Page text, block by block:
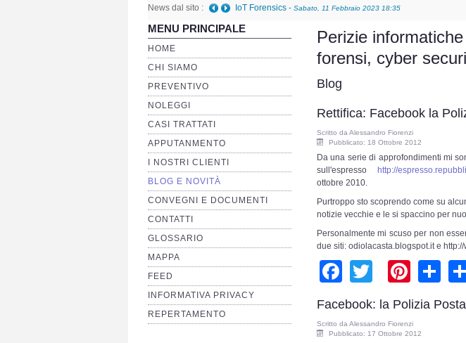
News dal sito : IoT Forensics - Sabato, 11 Febbraio 2023 18:35
MENU PRINCIPALE
HOME
CHI SIAMO
PREVENTIVO
NOLEGGI
CASI TRATTATI
APPUTANMENTO
I NOSTRI CLIENTI
BLOG E NOVITÀ
CONVEGNI E DOCUMENTI
CONTATTI
GLOSSARIO
MAPPA
FEED
INFORMATIVA PRIVACY
REPERTAMENTO
Perizie
forensi, cyber
Blog
Rettifica: Facebook la
Scritto da Alessandro Fiorenzi
Pubblicato: 18 Ottobre 2012
Da una serie di approfondimenti mi
sull'espressohttp://
ottobre 2010.
Purtroppo sto scoprendo come su
notizie vecchie e le si spaccino per
Personalmente mi scuso per non
due siti: odiolacasta.blogspot.it e
Facebook
Twitter
Facebook: la Polizia
Scritto da Alessandro Fiorenzi
Pubblicato: 17 Ottobre 2012